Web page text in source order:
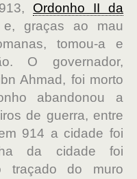
Ordonho II da
graças ao mau
tomou-a e
O governador,
Ahmad, foi morto
abandonou a
de guerra, entre
914 a cidade foi
da cidade foi
traçado do muro